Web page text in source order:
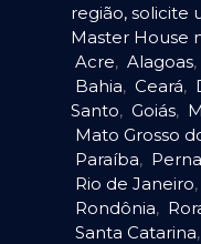
região, solicite
Master House
Acre, Alagoas,
Bahia, Ceará,
Santo, Goiás,
Mato Grosso
Paraíba,
Rio de Janeiro,
Rondônia,
Santa Catarina,